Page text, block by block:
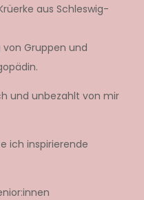
aus Schleswig-
Gruppen und
und unbezahlt von mir
ich inspirierende